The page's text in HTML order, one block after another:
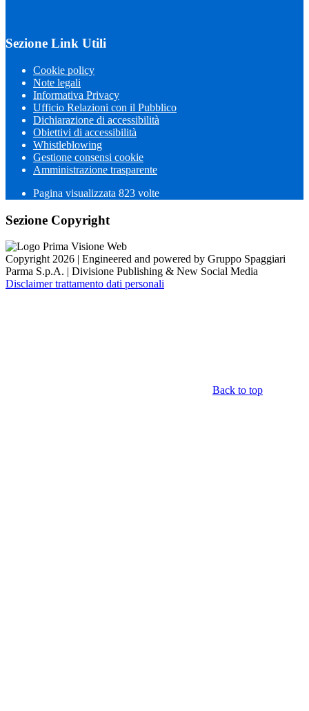
Sezione Link Utili
Cookie policy
Note legali
Informativa Privacy
Ufficio Relazioni con il Pubblico
Dichiarazione di accessibilità
Obiettivi di accessibilità
Whistleblowing
Gestione consensi cookie
Amministrazione trasparente
Pagina visualizzata 823 volte
Sezione Copyright
Copyright 2026 | Engineered and powered by Gruppo Spaggiari
Parma S.p.A. | Divisione Publishing & New Social Media
Disclaimer trattamento dati personali
Back to top